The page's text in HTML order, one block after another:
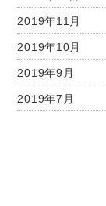
2019年11月
2019年10月
2019年9月
2019年7月